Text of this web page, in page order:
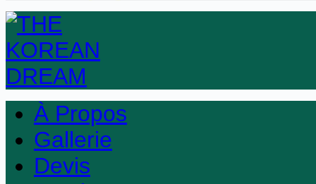
À Propos
Gallerie
Devis